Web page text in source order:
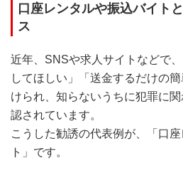
口座レンタルや振込バイト
ス
近年、SNSや求人サイトなどで
してほしい」「送金するだけの
けられ、知らないうちに犯罪に
認されています。
こうした勧誘の代表例が、「口
ト」です。